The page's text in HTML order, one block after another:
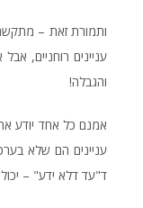
ותמורת זאת –
עניינים רוחניים,
והגבלה!
אמנם כל אחד יודע את
עניינים הם שלא
ד"עד דלא ידע" –